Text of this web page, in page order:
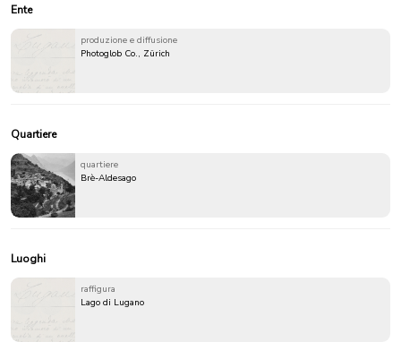
Ente
produzione e diffusione
Photoglob Co., Zürich
Quartiere
quartiere
Brè-Aldesago
Luoghi
raffigura
Lago di Lugano